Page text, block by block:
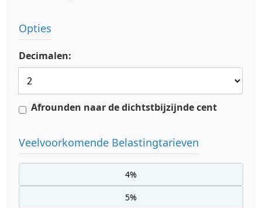
Opties
Decimalen:
Afrounden naar de dichtstbijzijnde cent
Veelvoorkomende Belastingtarieven
4%
5%